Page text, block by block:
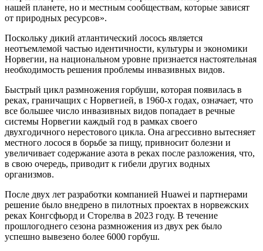
нашей планете, но и местным сообществам, которые зависят
от природных ресурсов».
Поскольку дикий атлантический лосось является
неотъемлемой частью идентичности, культуры и экономики
Норвегии, на национальном уровне признается настоятельная
необходимость решения проблемы инвазивных видов.
Быстрый цикл размножения горбуши, которая появилась в
реках, граничащих с Норвегией, в 1960-х годах, означает, что
все большее число инвазивных видов попадает в речные
системы Норвегии каждый год в рамках своего
двухгодичного нерестового цикла. Она агрессивно вытесняет
местного лосося в борьбе за пищу, привносит болезни и
увеличивает содержание азота в реках после разложения, что,
в свою очередь, приводит к гибели других водных
организмов.
После двух лет разработки компанией Huawei и партнерами
решение было внедрено в пилотных проектах в норвежских
реках Конгсфьорд и Сторелва в 2023 году. В течение
прошлогоднего сезона размножения из двух рек было
успешно вывезено более 6000 горбуш.